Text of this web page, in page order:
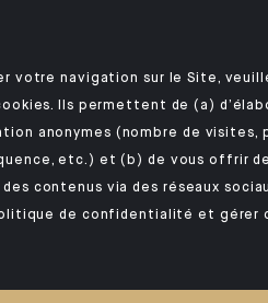
votre navigation sur le Site,
Ils permettent de (a)
anonymes (nombre de visites,
etc.) et (b) de vous offrir
contenus via des réseaux
de confidentialité et gérer